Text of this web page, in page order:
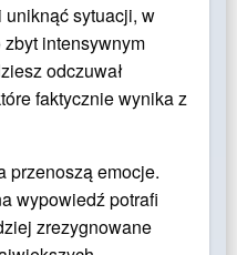
sytuacji, w
intensywnym
odczuwał
faktycznie wynika z
przenoszą emocje.
wypowiedź potrafi
zrezygnowane